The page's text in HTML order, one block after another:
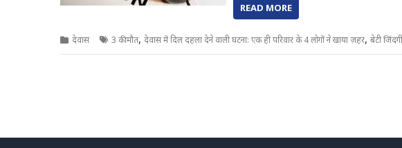
READ MORE
देवास 3 की मौत, देवास में दिल दहला देने वाली घटना: एक ही परिवार के 4 लोगों ने खाया ज़हर, बेटी